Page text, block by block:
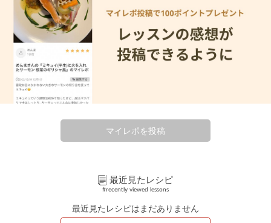
マイレポを投稿
最近見たレシピ
#recently viewed lessons
最近見たレシピはまだありません